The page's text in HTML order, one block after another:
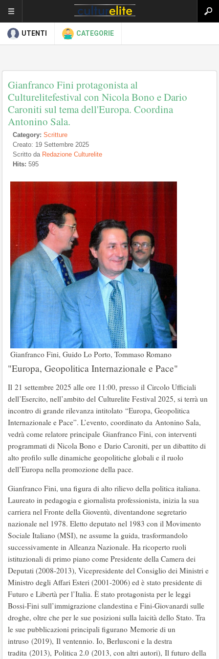
UTENTI CATEGORIE
Gianfranco Fini protagonista al
Culturelitefestival con Nicola Bono e Dario
Caroniti sul tema dell'Europa. Coordina
Antonino Sala.
Category: Scritture
Creato: 19 Settembre 2025
Scritto da Redazione Culturelite
Hits: 595
Gianfranco Fini, Guido Lo Porto, Tommaso Romano
"Europa, Geopolitica Internazionale e Pace"
Il 21 settembre 2025 alle ore 11:00, presso il Circolo Ufficiali
dell’Esercito, nell’ambito del Culturelite Festival 2025, si terrà un
incontro di grande rilevanza intitolato “Europa, Geopolitica
Internazionale e Pace”. L’evento, coordinato da Antonino Sala,
vedrà come relatore principale Gianfranco Fini, con interventi
programmati di Nicola Bono e Dario Caroniti, per un dibattito di
alto profilo sulle dinamiche geopolitiche globali e il ruolo
dell’Europa nella promozione della pace.
Gianfranco Fini, una figura di alto rilievo della politica italiana.
Laureato in pedagogia e giornalista professionista, inizia la sua
carriera nel Fronte della Gioventù, diventandone segretario
nazionale nel 1978. Eletto deputato nel 1983 con il Movimento
Sociale Italiano (MSI), ne assume la guida, trasformandolo
successivamente in Alleanza Nazionale. Ha ricoperto ruoli
istituzionali di primo piano come Presidente della Camera dei
Deputati (2008-2013), Vicepresidente del Consiglio dei Ministri e
Ministro degli Affari Esteri (2001-2006) ed è stato presidente di
Futuro e Libertà per l’Italia. È stato protagonista per le leggi
Bossi-Fini sull’immigrazione clandestina e Fini-Giovanardi sulle
droghe, oltre che per le sue posizioni sulla laicità dello Stato. Tra
le sue pubblicazioni principali figurano Memorie di un
intruso (2019), Il ventennio. Io, Berlusconi e la destra
tradita (2013), Politica 2.0 (2013, con altri autori), Il futuro della